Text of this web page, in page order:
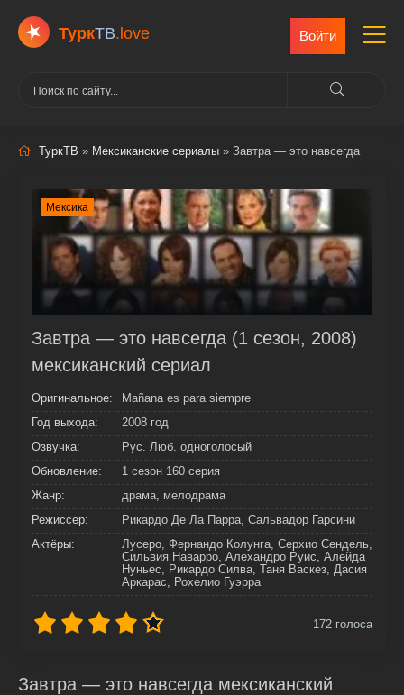
ТуркТВ.love Войти
ТуркТВ » Мексиканские сериалы » Завтра — это навсегда
Мексика
Завтра — это навсегда (1 сезон, 2008)
мексиканский сериал
Оригинальное:
Mañana es para siempre
Год выхода:
2008 год
Озвучка:
Рус. Люб. одноголосый
Обновление:
1 сезон 160 серия
Жанр:
драма, мелодрама
Режиссер:
Рикардо Де Ла Парра, Сальвадор Гарсини
Актёры:
Лусеро, Фернандо Колунга, Серхио Сендель,
Сильвия Наварро, Алехандро Руис, Алейда
Нуньес, Рикардо Силва, Таня Васкез, Дасия
Аркарас, Рохелио Гуэрра
172 голоса
Завтра — это навсегда мексиканский